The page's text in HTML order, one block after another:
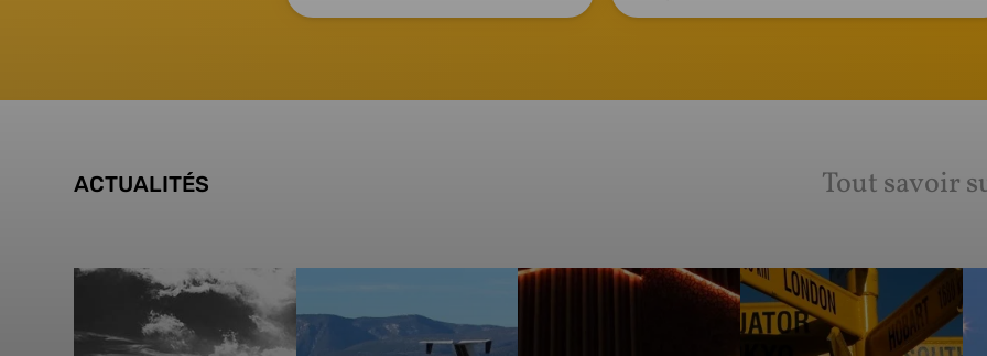
ACTUALITÉS Tout savoir